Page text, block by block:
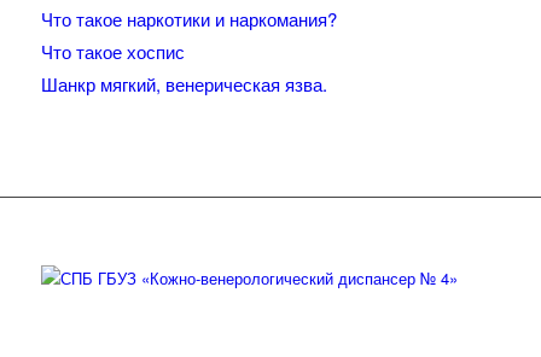
Что такое наркотики и наркомания?
Что такое хоспис
Шанкр мягкий, венерическая язва.